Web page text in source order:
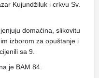
Kujundžiluk i crkvu Sv.
domaćina, slikovitu
izborom za opuštanje i
sa 9.
je BAM 84.